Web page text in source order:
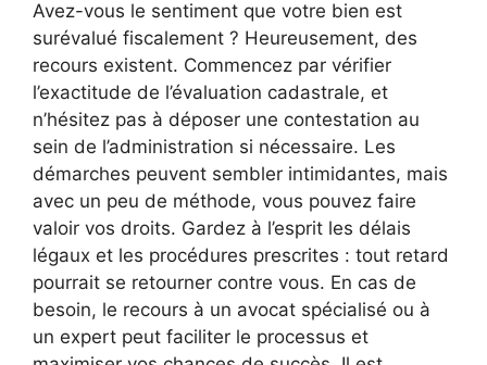
Avez-vous le sentiment que votre bien est
surévalué fiscalement ? Heureusement, des
recours existent. Commencez par vérifier
l’exactitude de l’évaluation cadastrale, et
n’hésitez pas à déposer une contestation au
sein de l’administration si nécessaire. Les
démarches peuvent sembler intimidantes, mais
avec un peu de méthode, vous pouvez faire
valoir vos droits. Gardez à l’esprit les délais
légaux et les procédures prescrites : tout retard
pourrait se retourner contre vous. En cas de
besoin, le recours à un avocat spécialisé ou à
un expert peut faciliter le processus et